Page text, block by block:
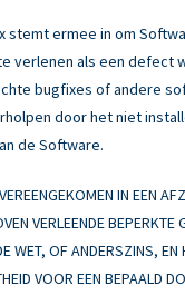
stemt ermee in om
verlenen als een
bugfixes of andere
door het niet
de Software.
IN EEN
VERLEENDE
WET, OF ANDERSZINS,
VOOR EEN BEPAALD